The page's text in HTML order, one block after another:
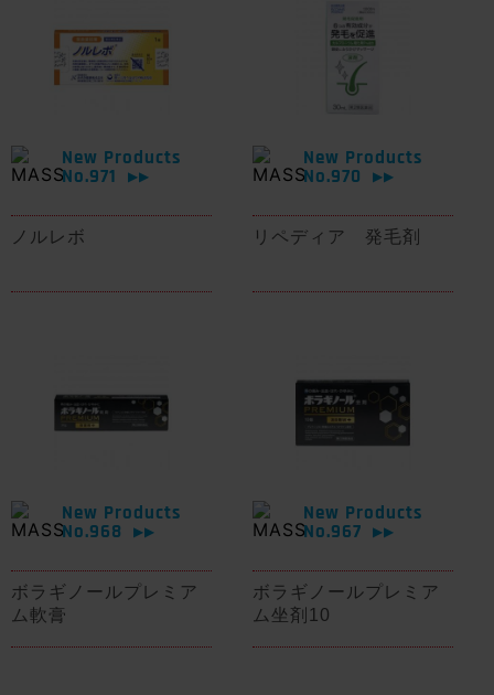
New Products
No.971
▶▶
ノルレボ
New Products
No.970
▶▶
リペディア 発毛剤
New Products
No.968
▶▶
ボラギノールプレミア
ム軟膏
New Products
No.967
▶▶
ボラギノールプレミア
ム坐剤10